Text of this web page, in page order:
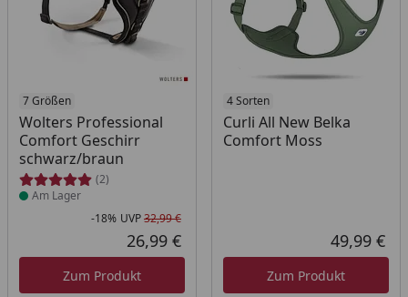
7 Größen
Wolters Professional
Comfort Geschirr
schwarz/braun
(2)
Produkt am Lager
Am Lager
Rabatt in Prozent
-18%
Ursprünglicher Preis
UVP32,99 €
Aktueller Preis
26,99 €
Zum Produkt
4 Sorten
Curli All New Belka
Comfort Moss
49,99 €
Zum Produkt